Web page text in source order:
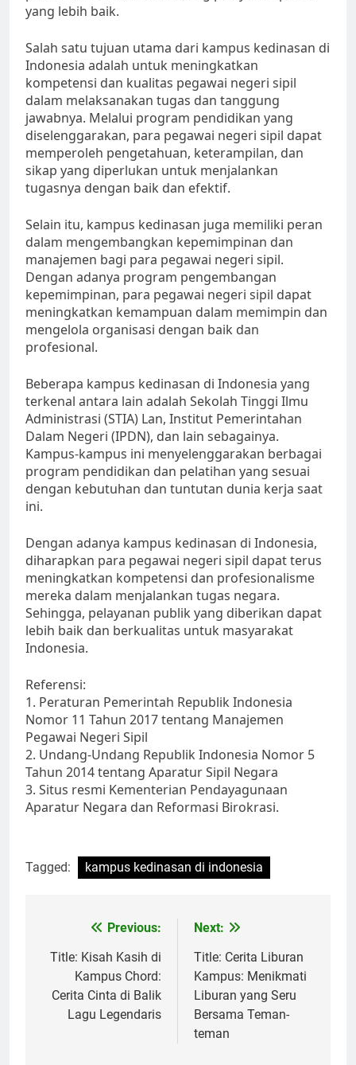
yang lebih baik.
Salah satu tujuan utama dari kampus kedinasan di
Indonesia adalah untuk meningkatkan
kompetensi dan kualitas pegawai negeri sipil
dalam melaksanakan tugas dan tanggung
jawabnya. Melalui program pendidikan yang
diselenggarakan, para pegawai negeri sipil dapat
memperoleh pengetahuan, keterampilan, dan
sikap yang diperlukan untuk menjalankan
tugasnya dengan baik dan efektif.
Selain itu, kampus kedinasan juga memiliki peran
dalam mengembangkan kepemimpinan dan
manajemen bagi para pegawai negeri sipil.
Dengan adanya program pengembangan
kepemimpinan, para pegawai negeri sipil dapat
meningkatkan kemampuan dalam memimpin dan
mengelola organisasi dengan baik dan
profesional.
Beberapa kampus kedinasan di Indonesia yang
terkenal antara lain adalah Sekolah Tinggi Ilmu
Administrasi (STIA) Lan, Institut Pemerintahan
Dalam Negeri (IPDN), dan lain sebagainya.
Kampus-kampus ini menyelenggarakan berbagai
program pendidikan dan pelatihan yang sesuai
dengan kebutuhan dan tuntutan dunia kerja saat
ini.
Dengan adanya kampus kedinasan di Indonesia,
diharapkan para pegawai negeri sipil dapat terus
meningkatkan kompetensi dan profesionalisme
mereka dalam menjalankan tugas negara.
Sehingga, pelayanan publik yang diberikan dapat
lebih baik dan berkualitas untuk masyarakat
Indonesia.
Referensi:
1. Peraturan Pemerintah Republik Indonesia
Nomor 11 Tahun 2017 tentang Manajemen
Pegawai Negeri Sipil
2. Undang-Undang Republik Indonesia Nomor 5
Tahun 2014 tentang Aparatur Sipil Negara
3. Situs resmi Kementerian Pendayagunaan
Aparatur Negara dan Reformasi Birokrasi.
Tagged: kampus kedinasan di indonesia
navigation
Previous:
Title: Kisah Kasih di
Kampus Chord:
Cerita Cinta di Balik
Lagu Legendaris
Next:
Title: Cerita Liburan
Kampus: Menikmati
Liburan yang Seru
Bersama Teman-
teman